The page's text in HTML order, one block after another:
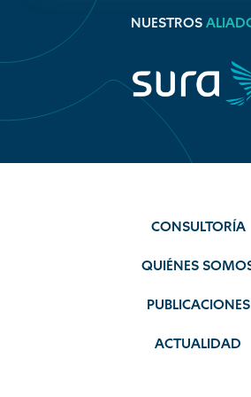
NUESTROS
CONSULTORÍA
QUIÉNES
PUBLICACIONES
ACTUALIDAD